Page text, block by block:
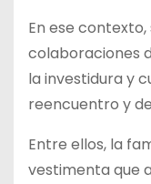
En ese
colaboraciones
la investidura y
reencuentro y
Entre ellos, la
vestimenta que